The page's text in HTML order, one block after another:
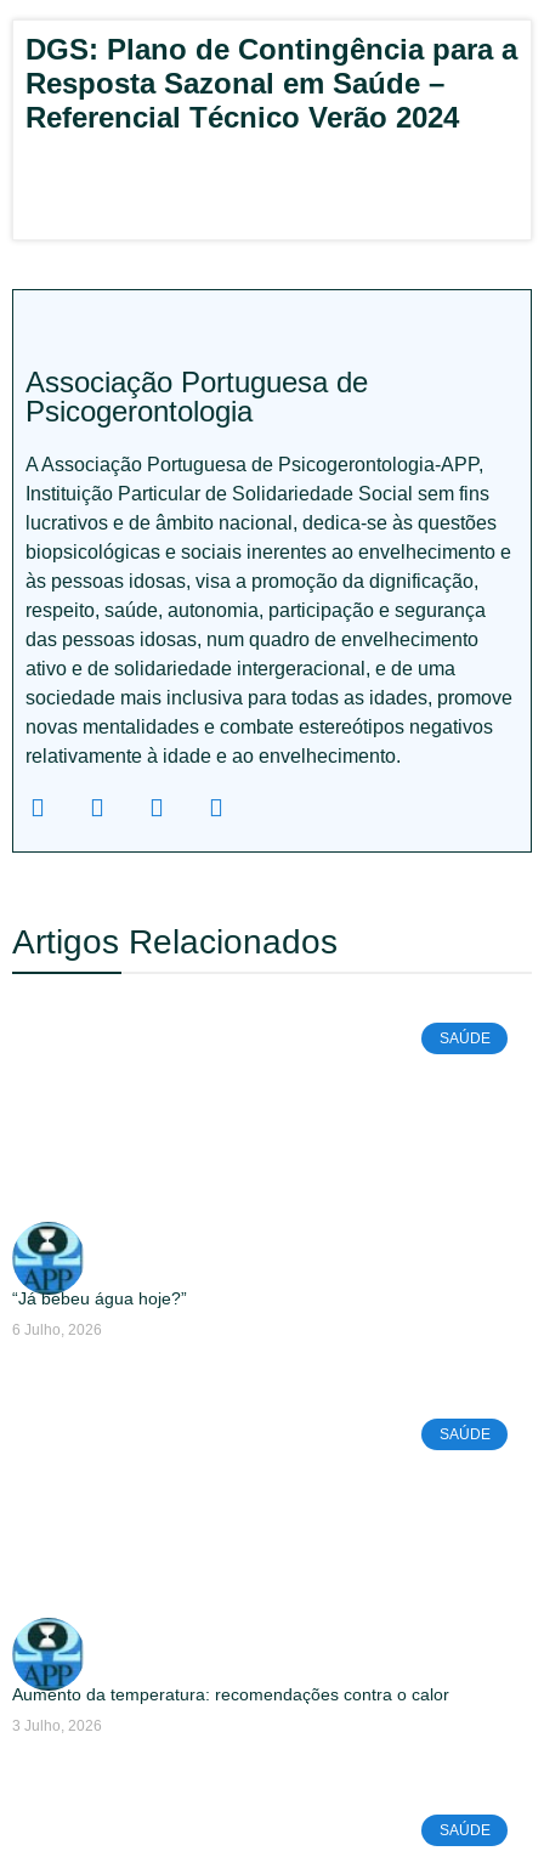
DGS: Plano de Contingência para a
Resposta Sazonal em Saúde –
Referencial Técnico Verão 2024
Associação Portuguesa de
Psicogerontologia
A Associação Portuguesa de Psicogerontologia-APP,
Instituição Particular de Solidariedade Social sem fins
lucrativos e de âmbito nacional, dedica-se às questões
biopsicológicas e sociais inerentes ao envelhecimento e
às pessoas idosas, visa a promoção da dignificação,
respeito, saúde, autonomia, participação e segurança
das pessoas idosas, num quadro de envelhecimento
ativo e de solidariedade intergeracional, e de uma
sociedade mais inclusiva para todas as idades, promove
novas mentalidades e combate estereótipos negativos
relativamente à idade e ao envelhecimento.
Artigos Relacionados
SAÚDE
“Já bebeu água hoje?”
6 Julho, 2026
SAÚDE
Aumento da temperatura: recomendações contra o calor
3 Julho, 2026
SAÚDE